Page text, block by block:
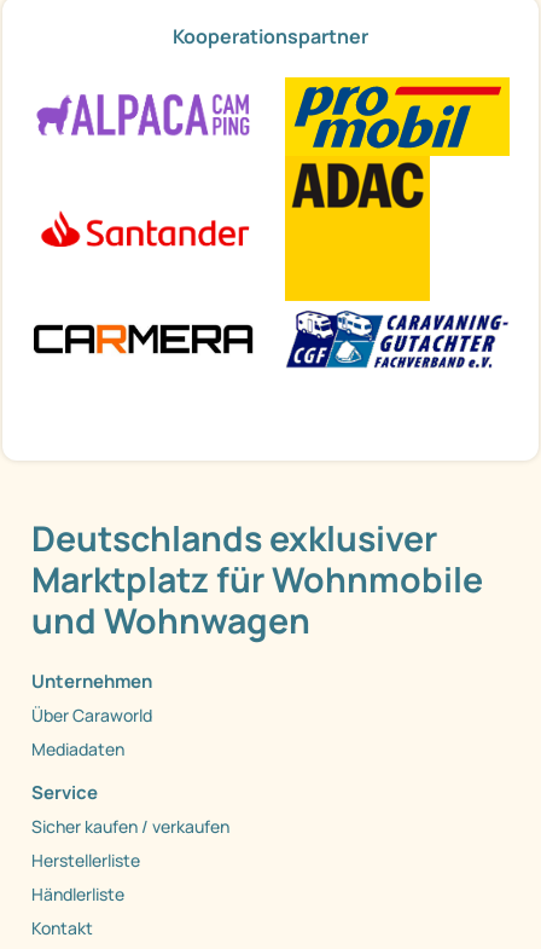
Kooperationspartner
Deutschlands exklusiver
Marktplatz für Wohnmobile
und Wohnwagen
Unternehmen
Über Caraworld
Mediadaten
Service
Sicher kaufen / verkaufen
Herstellerliste
Händlerliste
Kontakt